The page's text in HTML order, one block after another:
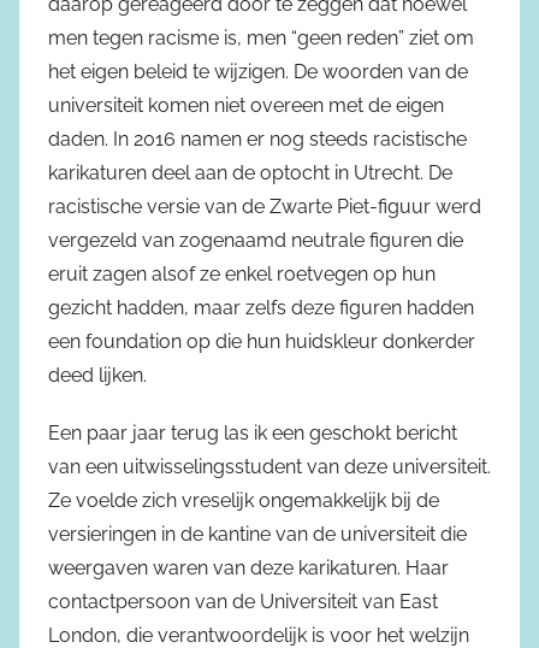
men tegen racisme is, men “geen reden” ziet om
het eigen beleid te wijzigen. De woorden van de
universiteit komen niet overeen met de eigen
daden. In 2016 namen er nog steeds racistische
karikaturen deel aan de optocht in Utrecht. De
racistische versie van de Zwarte Piet-figuur werd
vergezeld van zogenaamd neutrale figuren die
eruit zagen alsof ze enkel roetvegen op hun
gezicht hadden, maar zelfs deze figuren hadden
een foundation op die hun huidskleur donkerder
deed lijken.
Een paar jaar terug las ik een geschokt bericht
van een uitwisselingsstudent van deze universiteit.
Ze voelde zich vreselijk ongemakkelijk bij de
versieringen in de kantine van de universiteit die
weergaven waren van deze karikaturen. Haar
contactpersoon van de Universiteit van East
London, die verantwoordelijk is voor het welzijn